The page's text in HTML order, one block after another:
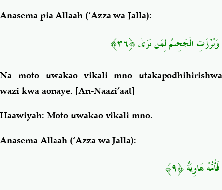
Anasema pia Allaah (‘Azza wa Jalla):
وَبُرِّزَتِ الْجَحِيمُ لِمَن يَرَىٰ ﴿٣٦﴾
Na moto uwakao vikali mno utakapodhihirishwa
wazi kwa aonaye. [An-Naazi’aat]
Haawiyah: Moto uwakao vikali mno.
Anasema Allaah (‘Azza wa Jalla):
فَأُمُّهُ هَاوِيَةٌ ﴿٩﴾